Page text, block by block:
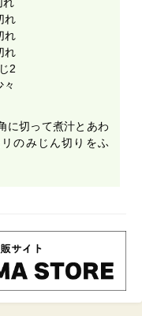
れ
れ
れ
2
々
に切って煮汁とあわ
のみじん切りをふ